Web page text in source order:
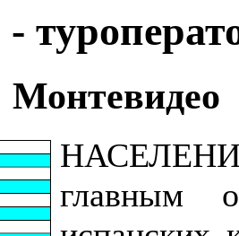
-
Монтевидео
главным